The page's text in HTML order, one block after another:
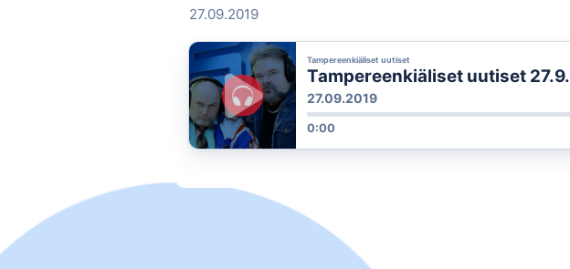
27.09.2019
Tampereenkiäliset uutiset
Tampereenkiäliset uutiset 27.9.
27.09.2019
0:00